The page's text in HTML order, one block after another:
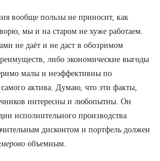
вообще пользы не приносит, как
мы и на старом не хуже работаем.
не даёт и не даст в обозримом
либо экономические выгоды
малы и неэффективны по
актива. Думаю, что эти факты,
интересны и любопытны. Он
исполнительного производства
дисконтом и портфель должен
объемным.